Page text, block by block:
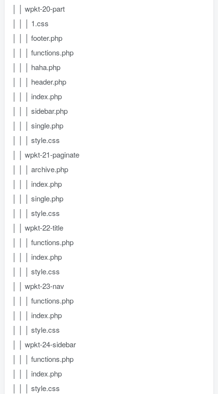
│ │ wpkt-20-part
│ │ │ 1.css
│ │ │ footer.php
│ │ │ functions.php
│ │ │ haha.php
│ │ │ header.php
│ │ │ index.php
│ │ │ sidebar.php
│ │ │ single.php
│ │ │ style.css
│ │ wpkt-21-paginate
│ │ │ archive.php
│ │ │ index.php
│ │ │ single.php
│ │ │ style.css
│ │ wpkt-22-title
│ │ │ functions.php
│ │ │ index.php
│ │ │ style.css
│ │ wpkt-23-nav
│ │ │ functions.php
│ │ │ index.php
│ │ │ style.css
│ │ wpkt-24-sidebar
│ │ │ functions.php
│ │ │ index.php
│ │ │ style.css